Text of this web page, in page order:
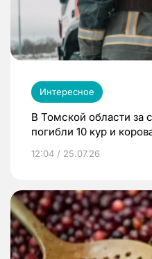
Интересное
В Томской области за
погибли 10 кур и
12:04 / 25.07.26